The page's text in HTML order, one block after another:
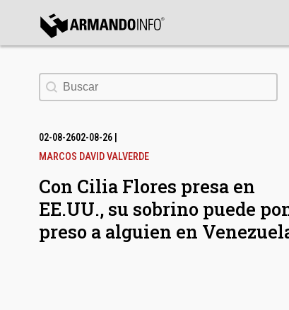
Buscar
02-08-2602-08-26|
MARCOS DAVID VALVERDE
Con Cilia Flores presa en
EE.UU., su sobrino puede
preso a alguien en